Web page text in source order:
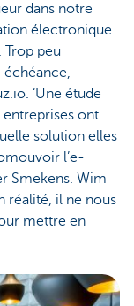
dans notre
électronique
Trop peu
‘Une étude
ont
solution elles
l’e-
Smekens. Wim
réalité, il ne nous
mettre en